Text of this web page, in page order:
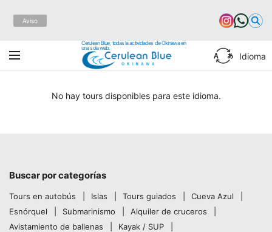
Aviso
Cerulean Blue, todas la actividades de Okinawa en
una sola web.
Idioma
No hay tours disponibles para este idioma.
Buscar por categorías
Tours en autobús Islas Tours guiados
Cueva Azul
Esnórquel
Submarinismo
Alquiler de cruceros
Avistamiento de ballenas
Kayak / SUP